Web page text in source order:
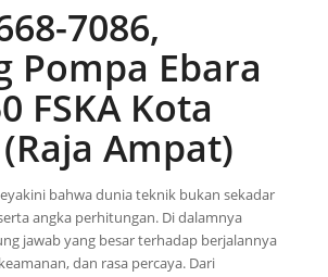
7086,
Pompa Ebara
FSKA Kota
Ampat)
bahwa dunia teknik bukan sekadar
angka perhitungan. Di dalamnya
jawab yang besar terhadap berjalannya
dan rasa percaya. Dari